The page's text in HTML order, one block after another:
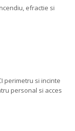
efractie si
perimetru si incinte
personal si acces